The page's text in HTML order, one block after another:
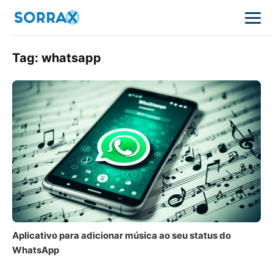
Tag: whatsapp
Aplicativo para adicionar música ao seu status do
WhatsApp